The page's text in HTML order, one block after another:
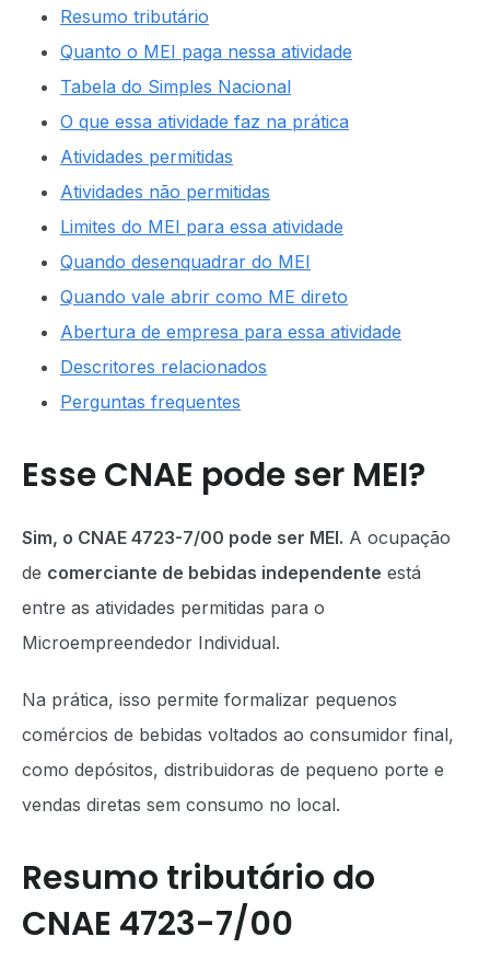
Resumo tributário
Quanto o MEI paga nessa atividade
Tabela do Simples Nacional
O que essa atividade faz na prática
Atividades permitidas
Atividades não permitidas
Limites do MEI para essa atividade
Quando desenquadrar do MEI
Quando vale abrir como ME direto
Abertura de empresa para essa atividade
Descritores relacionados
Perguntas frequentes
Esse CNAE pode ser MEI?
Sim, o CNAE 4723-7/00 pode ser MEI. A ocupação
de comerciante de bebidas independente está
entre as atividades permitidas para o
Microempreendedor Individual.
Na prática, isso permite formalizar pequenos
comércios de bebidas voltados ao consumidor final,
como depósitos, distribuidoras de pequeno porte e
vendas diretas sem consumo no local.
Resumo tributário do
CNAE 4723-7/00